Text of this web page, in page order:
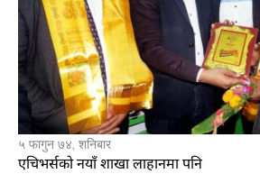
५ फागुन ७४, शनिबार
एचिभर्सको नयाँ शाखा लाहानमा पनि